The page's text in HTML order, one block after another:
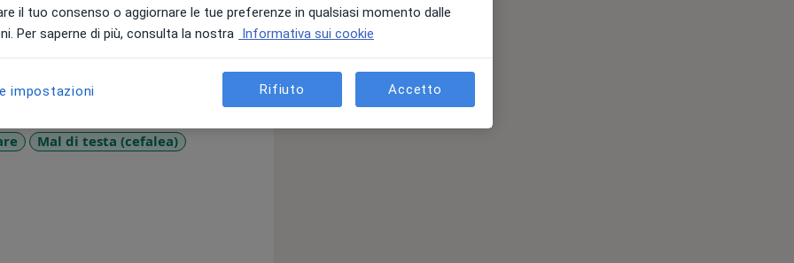
pratiche della fisioterapia e
e personalizzato per ogni
superare le loro sfide fisiche,
di vita attivo e sano.
terapeutici e tecniche di
un trattamento efficace ed
e la sicurezza dei miei
competente per affrontare le tue
Mal di testa (cefalea)
il tuo consenso o aggiornare le tue preferenze in qualsiasi momento dalle
Per saperne di più, consulta la nostra Informativa sui cookie
impostazioni Rifiuto Accetto